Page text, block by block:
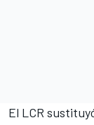
El LCR